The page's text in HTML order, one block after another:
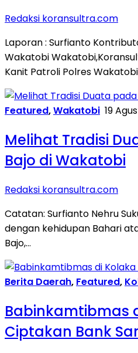
Redaksi koransultra.com
Laporan : Surfianto
Wakatobi
Kanit Patroli Polres
Featured,Wakatobi 19
Melihat Tradisi
Bajo di Wakatobi
Redaksi koransultra.com
Catatan: Surfianto Nehru
dengan kehidupan Bahari
Bajo,…
Berita Daerah, Featured,
Babinkamtibmas
Ciptakan Bank